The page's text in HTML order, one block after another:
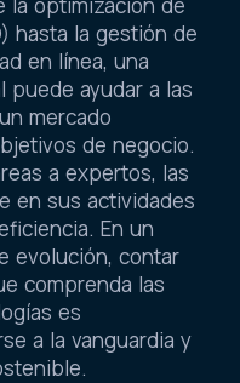
hasta la gestión de
en línea, una
puede ayudar a las
mercado
de negocio.
a expertos, las
en sus actividades
En un
evolución, contar
comprenda las
es
a la vanguardia y